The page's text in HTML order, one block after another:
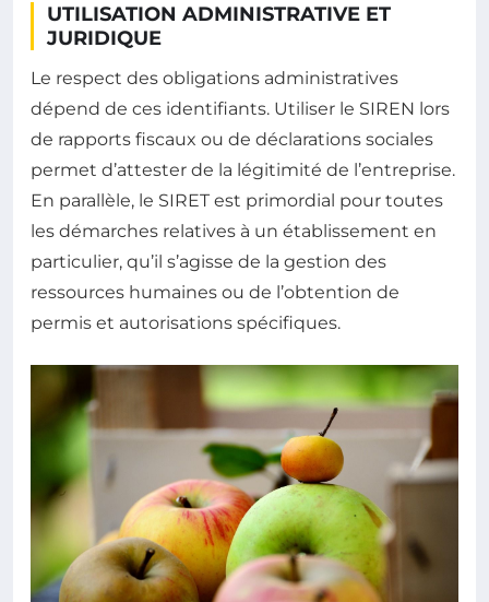
UTILISATION ADMINISTRATIVE ET
JURIDIQUE
Le respect des obligations administratives
dépend de ces identifiants. Utiliser le SIREN lors
de rapports fiscaux ou de déclarations sociales
permet d’attester de la légitimité de l’entreprise.
En parallèle, le SIRET est primordial pour toutes
les démarches relatives à un établissement en
particulier, qu’il s’agisse de la gestion des
ressources humaines ou de l’obtention de
permis et autorisations spécifiques.